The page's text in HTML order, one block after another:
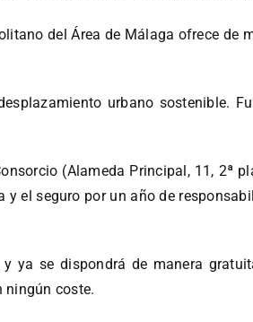
del Área de Málaga ofrece de
urbano sostenible.
(Alameda Principal, 11, 2ª
el seguro por un año de
ya se dispondrá de manera
ningún coste.